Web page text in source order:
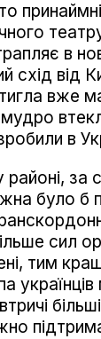
в
схід від
вже
в
за
було б
сил
тим